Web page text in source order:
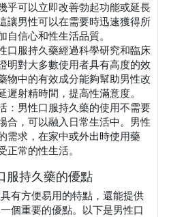
乎可以立即改善勃起功能或延長
讓男性可以在需要時迅速獲得所
自信心和性生活品質。
口服持久藥經過科學研究和臨床
明對大多數使用者具有高度的效
物中的有效成分能夠幫助男性改
遲射精時間，提高性滿意度。
：男性口服持久藥的使用不需要
合，可以融入日常生活中。男性
需求，在家中或外出時使用藥
正常的性生活。
服持久藥的優點
有方便易用的特點，還能提供
個重要的優點。以下是男性口